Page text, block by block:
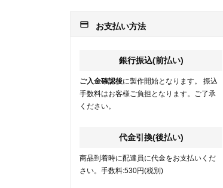
payment お支払い方法
銀行振込(前払い)
ご入金確認後に製作開始となります。 振込
手数料はお客様ご負担となります。ご了承
ください。
代金引換(後払い)
商品到着時に配達員に代金をお支払いくだ
さい。手数料:530円(税別)